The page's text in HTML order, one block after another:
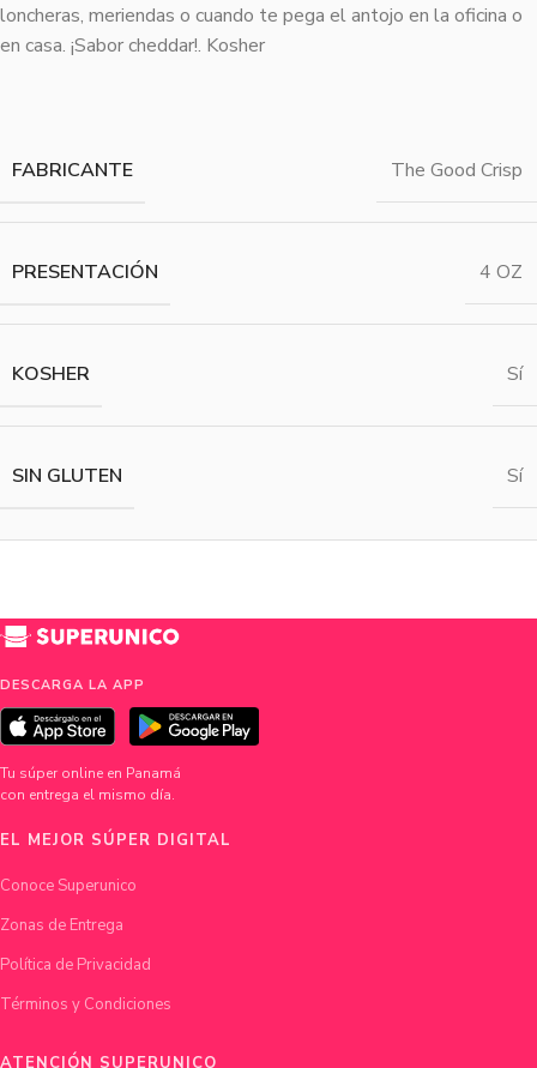
loncheras, meriendas o cuando te pega el antojo en la oficina o
en casa. ¡Sabor cheddar!. Kosher
FABRICANTE The Good Crisp
PRESENTACIÓN 4 OZ
KOSHER Sí
SIN GLUTEN Sí
DESCARGA LA APP
Tu súper online en Panamá
con entrega el mismo día.
EL MEJOR SÚPER DIGITAL
Conoce Superunico
Zonas de Entrega
Política de Privacidad
Términos y Condiciones
ATENCIÓN SUPERUNICO